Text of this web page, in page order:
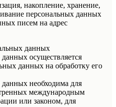
накопление, хранение,
персональных данных
писем на адрес
данных
осуществляется
данных на обработку его
необходима для
международным
или законом, для